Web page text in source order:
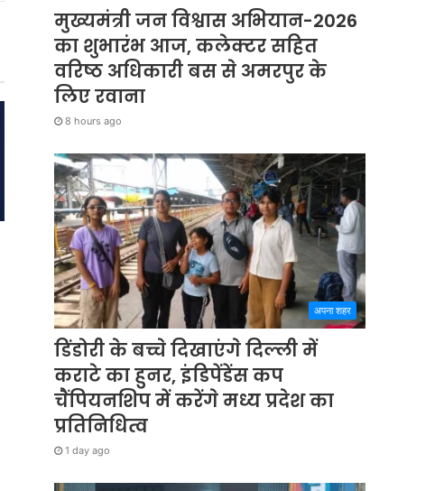
मुख्यमंत्री जन विश्वास अभियान-2026
का शुभारंभ आज, कलेक्टर सहित
वरिष्ठ अधिकारी बस से अमरपुर के
लिए रवाना
8 hours ago
अपना शहर
डिंडोरी के बच्चे दिखाएंगे दिल्ली में
कराटे का हुनर, इंडिपेंडेंस कप
चैंपियनशिप में करेंगे मध्य प्रदेश का
प्रतिनिधित्व
1 day ago